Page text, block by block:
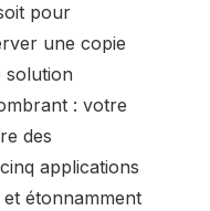
pour
une copie
solution
: votre
des
applications
étonnamment